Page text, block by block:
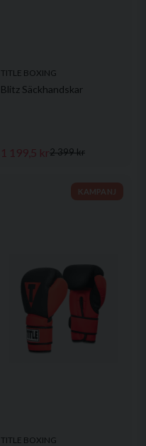
TITLE BOXING
Blitz Säckhandskar
2 399 kr
1 199,5 kr
TITLE BOXING
KAMPANJ